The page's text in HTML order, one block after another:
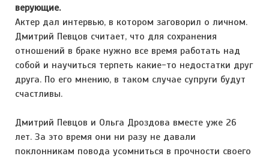
верующие.
Актер дал интервью, в котором заговорил о личном.
Дмитрий Певцов считает, что для сохранения
отношений в браке нужно все время работать над
собой и научиться терпеть какие-то недостатки друг
друга. По его мнению, в таком случае супруги будут
счастливы.
Дмитрий Певцов и Ольга Дроздова вместе уже 26
лет. За это время они ни разу не давали
поклонникам повода усомниться в прочности своего